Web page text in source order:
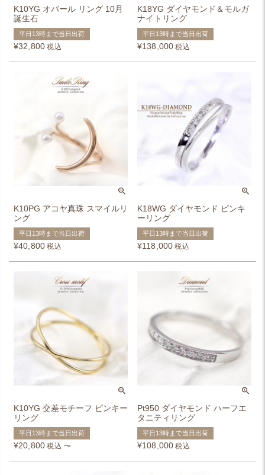
K10YG オパール リング 10月
誕生石
平日13時まで当日出荷
¥32,800 税込
K18YG ダイヤモンド＆モルガ
ナイトリング
平日13時まで当日出荷
¥138,000 税込
K10PG アコヤ真珠 スマイルリ
ング
平日13時まで当日出荷
¥40,800 税込
K18WG ダイヤモンド ピンキ
ーリング
平日13時まで当日出荷
¥118,000 税込
K10YG 交差モチーフ ピンキー
リング
平日13時まで当日出荷
¥20,800 税込 〜
Pt950 ダイヤモンド ハーフエ
タニティリング
平日13時まで当日出荷
¥108,000 税込